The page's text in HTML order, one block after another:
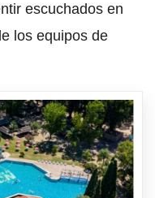
escuchados en
los equipos de